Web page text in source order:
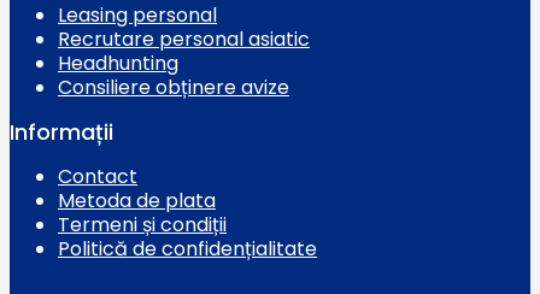
Leasing personal
Recrutare personal asiatic
Headhunting
Consiliere obținere avize
Informații
Contact
Metoda de plata
Termeni și condiții
Politică de confidențialitate